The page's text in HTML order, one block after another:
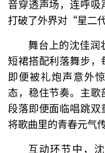
音穿透声场，连呼
打破了外界对“星二
舞台上的沈佳润
短裙搭配利落舞步，
即便被礼炮声意外
态，稳住节奏。主
段落即便面临唱跳双
将歌曲里的青春元气
互动环节中，